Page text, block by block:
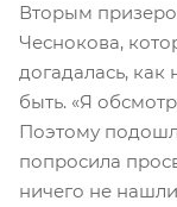
Вторым
Чеснокова,
догадалась,
быть. «Я
Поэтому
попросила
ничего не